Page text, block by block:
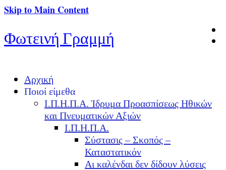
Skip to Main Content
Φωτεινή Γραμμή
Αρχική
Ποιοί είμεθα
Ι.Π.Η.Π.Α. Ίδρυμα Προασπίσεως Ηθικών
και Πνευματικών Αξιών
Ι.Π.Η.Π.Α.
Σύστασις – Σκοπός –
Καταστατικόν
Αι καλένδαι δεν δίδουν λύσεις